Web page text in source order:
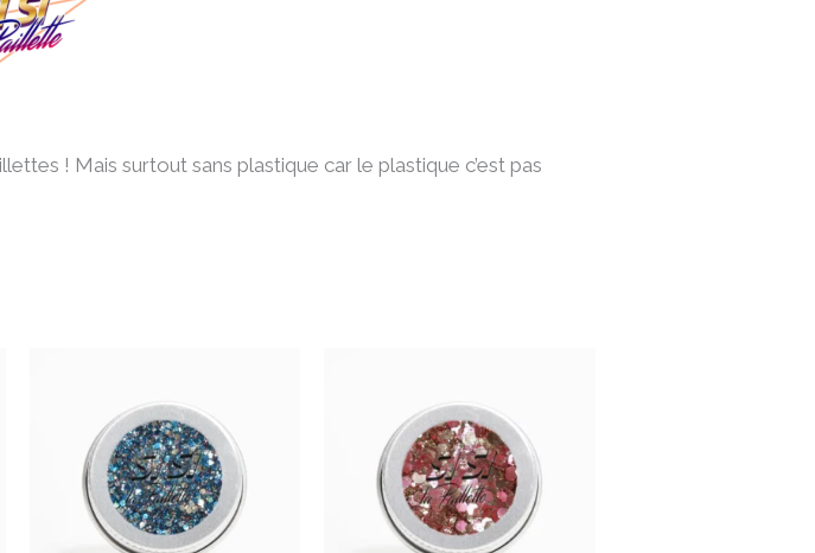
! Mais surtout sans plastique car le plastique c’est pas